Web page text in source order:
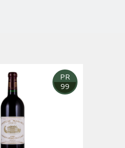
PR
99